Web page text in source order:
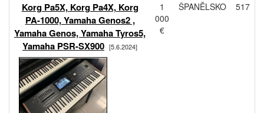
Korg Pa5X, Korg Pa4X, Korg
PA-1000, Yamaha Genos2 ,
Yamaha Genos, Yamaha Tyros5,
Yamaha PSR-SX900 [5.6.2024]
1
000
€
ŠPANĚLSKO 517